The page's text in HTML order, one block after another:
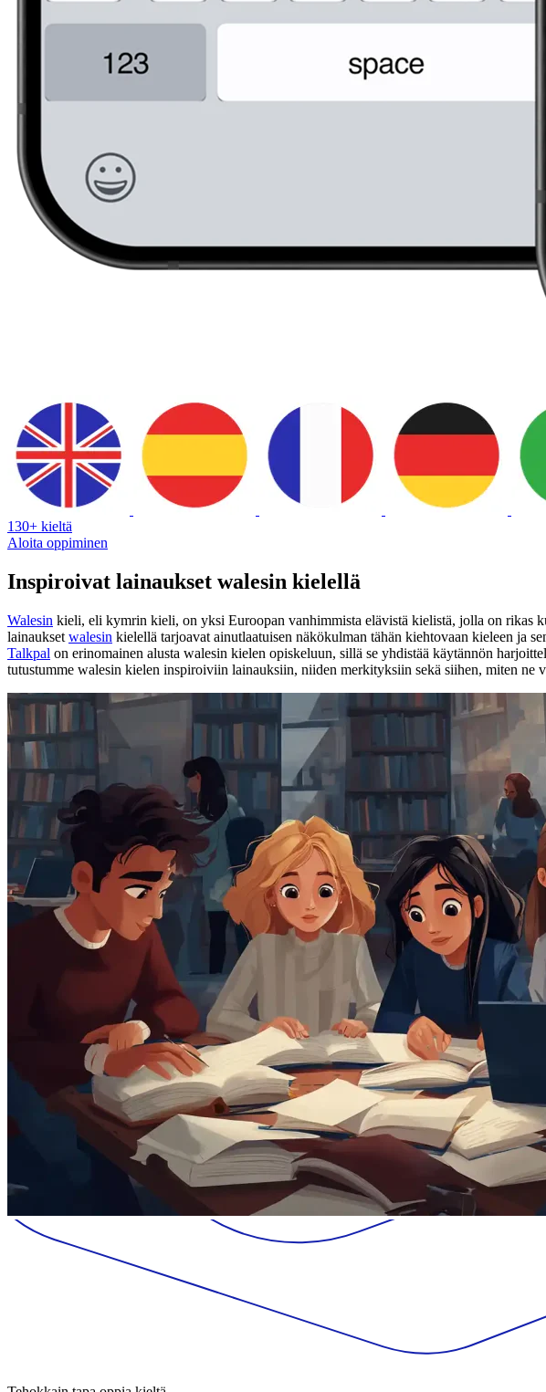
130+ kieltä
Aloita oppiminen
Inspiroivat lainaukset walesin kielellä
Walesin kieli, eli kymrin kieli, on yksi Euroopan vanhimmista elävistä kielistä, jolla on rikas
lainaukset walesin kielellä tarjoavat ainutlaatuisen näkökulman tähän kiehtovaan kieleen ja
Talkpal on erinomainen alusta walesin kielen opiskeluun, sillä se yhdistää käytännön
tutustumme walesin kielen inspiroiviin lainauksiin, niiden merkityksiin sekä siihen, miten ne